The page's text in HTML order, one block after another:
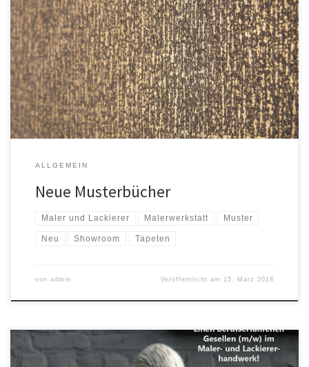
Neue Musterbücher sind eingetroffen Die neuen Musterbücher
der Firma Omexco sind eingetroffen. Bijou „Bijou das neue
Omexco Schmuckstück, ein Spiel facettenreicher Kontraste aus
Schatten und Licht, exquisit in Szene gesetzt. Handgemachte
Collagen aus marmoriertem Papier, in „Ton-in-Ton Farben“,
japanisch angehaucht von grafischem Patchwork. Vliesware in
ungezähmten Farben […]
ALLGEMEIN
Neue Musterbücher
Maler und Lackierer Malerwerkstatt Muster
Neu Showroom Tapeten
von admin Veröffentlicht am 15. März 2018